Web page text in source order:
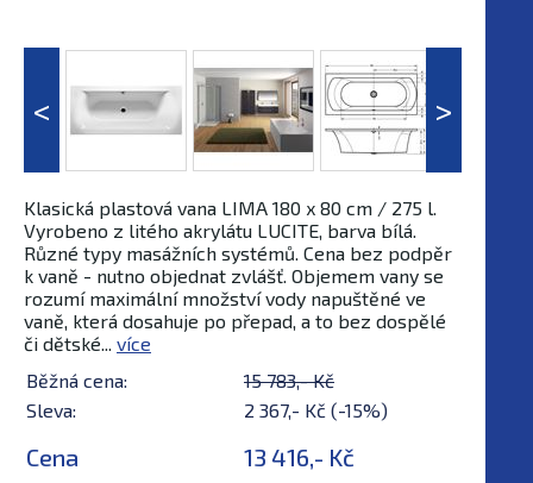
Klasická plastová vana LIMA 180 x 80 cm / 275 l.
Vyrobeno z litého akrylátu LUCITE, barva bílá.
Různé typy masážních systémů. Cena bez podpěr
k vaně - nutno objednat zvlášť. Objemem vany se
rozumí maximální množství vody napuštěné ve
vaně, která dosahuje po přepad, a to bez dospělé
či dětské... více
Běžná cena:
15 783,- Kč
Sleva:
2 367,- Kč (-15%)
Cena 13 416,- Kč